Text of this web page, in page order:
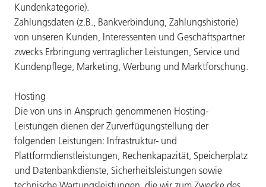
Kundenkategorie).
Zahlungsdaten (z.B., Bankverbindung, Zahlungshistorie)
von unseren Kunden, Interessenten und Geschäftspartner
zwecks Erbringung vertraglicher Leistungen, Service und
Kundenpflege, Marketing, Werbung und Marktforschung.
Hosting
Die von uns in Anspruch genommenen Hosting-
Leistungen dienen der Zurverfügungstellung der
folgenden Leistungen: Infrastruktur- und
Plattformdienstleistungen, Rechenkapazität, Speicherplatz
und Datenbankdienste, Sicherheitsleistungen sowie